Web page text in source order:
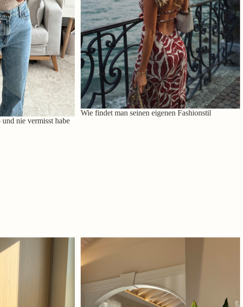
und nie vermisst habe
Wie findet man seinen eigenen Fashionstil